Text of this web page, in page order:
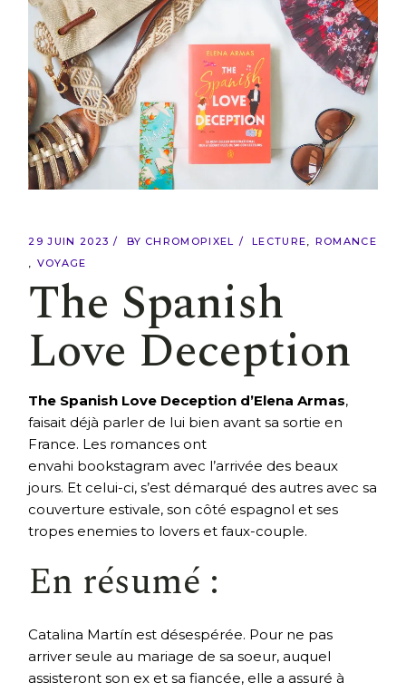
29 JUIN 2023 BY CHROMOPIXEL LECTURE
ROMANCE
VOYAGE
The Spanish
Love Deception
The Spanish Love Deception d’Elena Armas,
faisait déjà parler de lui bien avant sa sortie en
France. Les romances ont
envahi bookstagram avec l’arrivée des beaux
jours. Et celui-ci, s’est démarqué des autres avec sa
couverture estivale, son côté espagnol et ses
tropes enemies to lovers et faux-couple.
En résumé :
Catalina Martín est désespérée. Pour ne pas
arriver seule au mariage de sa soeur, auquel
assisteront son ex et sa fiancée, elle a assuré à